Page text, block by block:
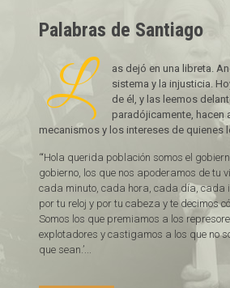
Palabras de Santiago
L
as dejó en una libreta.
sistema y la injusticia.
de él, y las leemos
paradójicamente, hacen
mecanismos y los intereses de quienes
“‘Hola querida población somos el
gobierno, los que nos apoderamos de tu
cada minuto, cada hora, cada día, cada
por tu reloj y por tu cabeza y te decimos
Somos los que premiamos a los
explotadores y castigamos a los que no
que sean.’...